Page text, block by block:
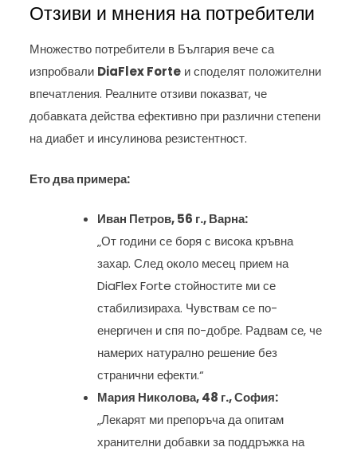
Отзиви и мнения на потребители
Множество потребители в България вече са
изпробвали DiaFlex Forte и споделят положителни
впечатления. Реалните отзиви показват, че
добавката действа ефективно при различни степени
на диабет и инсулинова резистентност.
Ето два примера:
Иван Петров, 56 г., Варна:
„От години се боря с висока кръвна
захар. След около месец прием на
DiaFlex Forte стойностите ми се
стабилизираха. Чувствам се по-
енергичен и спя по-добре. Радвам се, че
намерих натурално решение без
странични ефекти.“
Мария Николова, 48 г., София:
„Лекарят ми препоръча да опитам
хранителни добавки за поддръжка на